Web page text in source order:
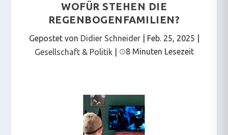
WOFÜR STEHEN DIE
REGENBOGENFAMILIEN?
Gepostet von Didier Schneider| Feb. 25, 2025
Gesellschaft & Politik| 8 Minuten Lesezeit